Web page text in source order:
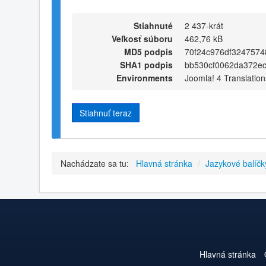
Stiahnuté
2 437-krát
Veľkosť súboru
462,76 kB
MD5 podpis
SHA1 podpis
Environments
Joomla! 4
Stiahnuť teraz
Nachádzate sa tu: Hlavná stránka / Jazykové
Hlavná stránka